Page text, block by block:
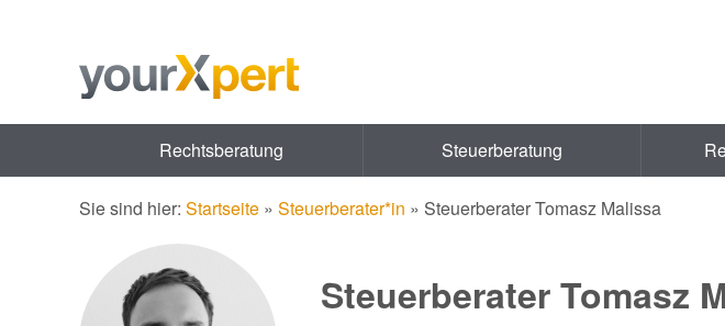
Rechtsberatung Steuerberatung
Sie sind hier: Startseite » Steuerberater*in » Steuerberater Tomasz Malissa
Steuerberater Tomasz